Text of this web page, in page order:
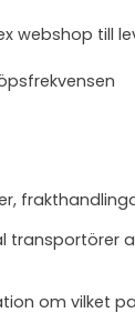
webshop till
transportörer
om vilket